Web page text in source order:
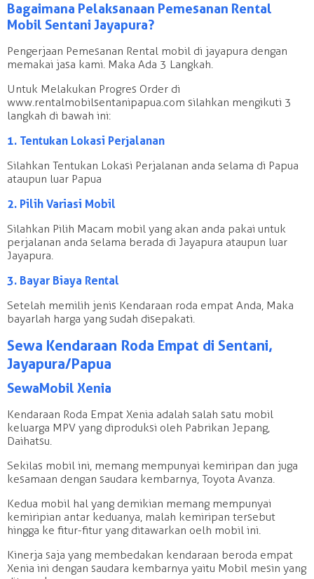
Bagaimana Pelaksanaan Pemesanan Rental
Mobil Sentani Jayapura?
Pengerjaan Pemesanan Rental mobil di jayapura dengan
memakai jasa kami. Maka Ada 3 Langkah.
Untuk Melakukan Progres Order di
www.rentalmobilsentanipapua.com silahkan mengikuti 3
langkah di bawah ini:
1. Tentukan Lokasi Perjalanan
Silahkan Tentukan Lokasi Perjalanan anda selama di Papua
ataupun luar Papua
2. Pilih Variasi Mobil
Silahkan Pilih Macam mobil yang akan anda pakai untuk
perjalanan anda selama berada di Jayapura ataupun luar
Jayapura.
3. Bayar Biaya Rental
Setelah memilih jenis Kendaraan roda empat Anda, Maka
bayarlah harga yang sudah disepakati.
Sewa Kendaraan Roda Empat di Sentani,
Jayapura/Papua
Sewa Mobil Xenia
Kendaraan Roda Empat Xenia adalah salah satu mobil
keluarga MPV yang diproduksi oleh Pabrikan Jepang,
Daihatsu.
Sekilas mobil ini, memang mempunyai kemiripan dan juga
kesamaan dengan saudara kembarnya, Toyota Avanza.
Kedua mobil hal yang demikian memang mempunyai
kemiripian antar keduanya, malah kemiripan tersebut
hingga ke fitur-fitur yang ditawarkan oelh mobil ini.
Kinerja saja yang membedakan kendaraan beroda empat
Xenia ini dengan saudara kembarnya yaitu Mobil mesin yang